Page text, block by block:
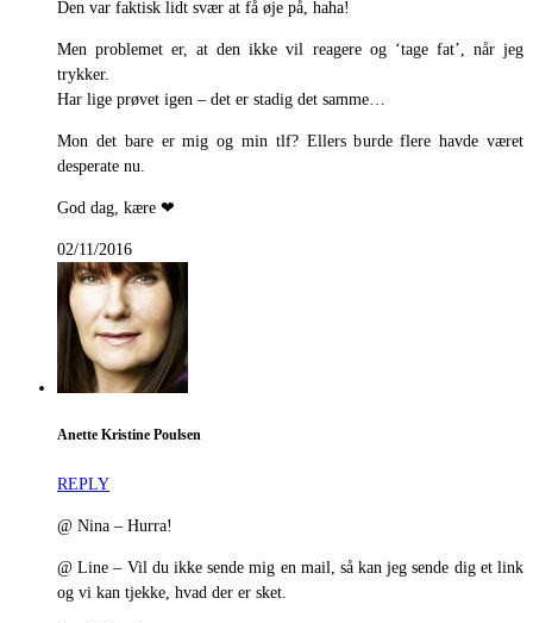
Den var faktisk lidt svær at få øje på, haha!
Men problemet er, at den ikke vil reagere og ‘tage fat’, når jeg
trykker.
Har lige prøvet igen – det er stadig det samme…
Mon det bare er mig og min tlf? Ellers burde flere havde været
desperate nu.
God dag, kære ❤
02/11/2016
Anette Kristine Poulsen
REPLY
@ Nina – Hurra!
@ Line – Vil du ikke sende mig en mail, så kan jeg sende dig et link
og vi kan tjekke, hvad der er sket.